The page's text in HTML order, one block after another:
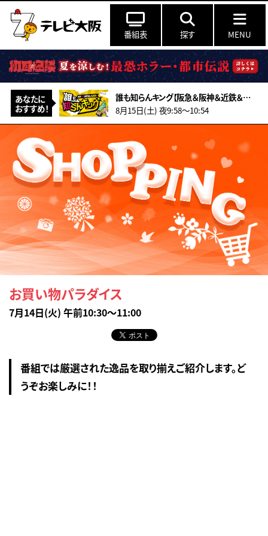
番組表 探す MENU
あなたに
おすすめ！
誰も知らんキング【阪急＆阪神＆近鉄＆南海＆メトロ…鉄道ミステリー2026夏】
8月15日(土) 夜9:58〜10:54
お買い物パラダイス
7月14日(火) 午前10:30～11:00
番組では厳選された逸品を取り揃えご紹介します。ど
うぞお楽しみに！！